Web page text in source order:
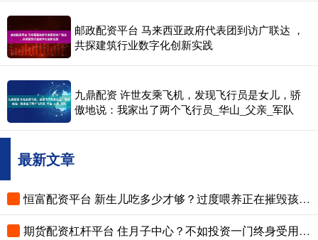
邮政配资平台 马来西亚政府代表团到访广联达 ，
共探建筑行业数字化创新实践
九鼎配资 许世友乘飞机，发现飞行员是女儿，骄
傲地说：我家出了两个飞行员_华山_父亲_军队
最新文章
恒富配资平台 新生儿吃多少才够？过度喂养正在摧毁孩子的脾胃，这份奶量标准赶紧存
期货配资杠杆平台 住月子中心？不如投资一门终身受用的技能